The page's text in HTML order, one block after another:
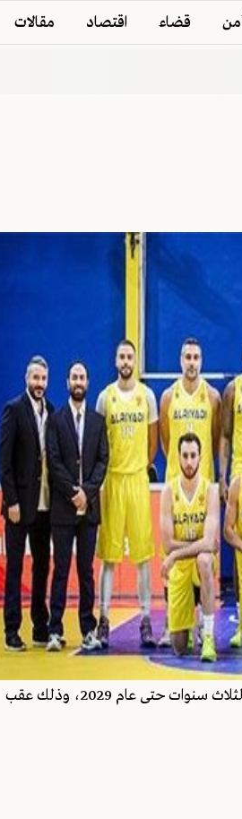
قضاء اقتصاد مقالات
أعلن النادي الرياضي عودة اللاعب اللبناني وائل عرقجي إلى صفوفه بعقد يمتد لثلاث سنوات حتى عام 2029، وذلك عقب